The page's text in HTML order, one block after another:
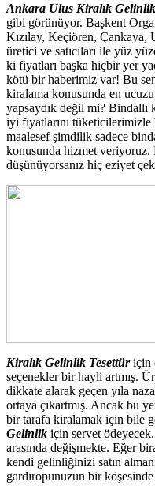
Ankara Ulus Kiralık Gelinlik
gibi görünüyor. Başkent
Kızılay, Keçiören, Çankaya,
üretici ve satıcıları ile yüz
ki fiyatları başka hiçbir yer
kötü bir haberimiz var! Bu
kiralama konusunda en
yapsaydık değil mi? Bindallı
iyi fiyatlarını
maalesef şimdilik sadece
konusunda hizmet veriyoruz.
düşünüyorsanız hiç eziyet
Kiralık Gelinlik Tesettüriçin
seçenekler bir hayli artmış.
dikkate alarak geçen yıla
ortaya çıkartmış. Ancak bu
bir tarafa kiralamak için bile
Gelinlik için servet
arasında değişmekte. Eğer
kendi gelinliğinizi satın
gardıropunuzun bir